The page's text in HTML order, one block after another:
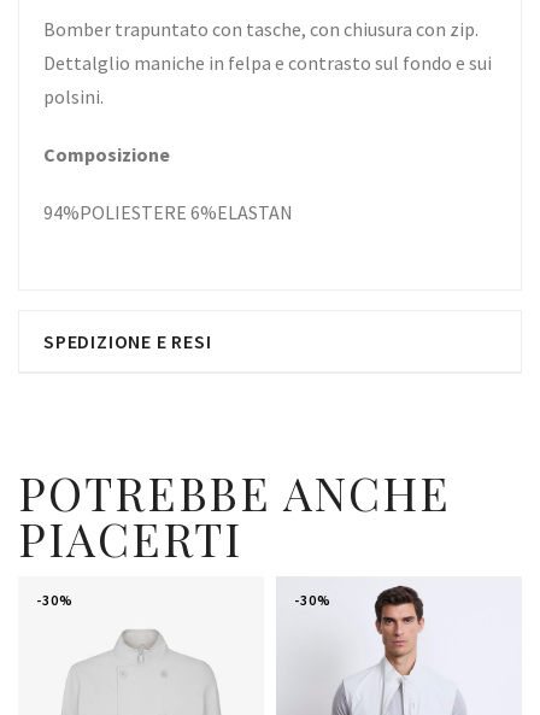
Bomber trapuntato con tasche, con chiusura con zip.
Dettalglio maniche in felpa e contrasto sul fondo e sui
polsini.
Composizione
94%POLIESTERE 6%ELASTAN
SPEDIZIONE E RESI
POTREBBE ANCHE
PIACERTI
-30% -30%